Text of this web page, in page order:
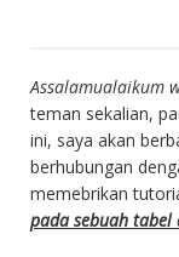
Assalamualaikum
teman sekalian,
ini, saya akan
berhubungan
memebrikan
pada sebuah